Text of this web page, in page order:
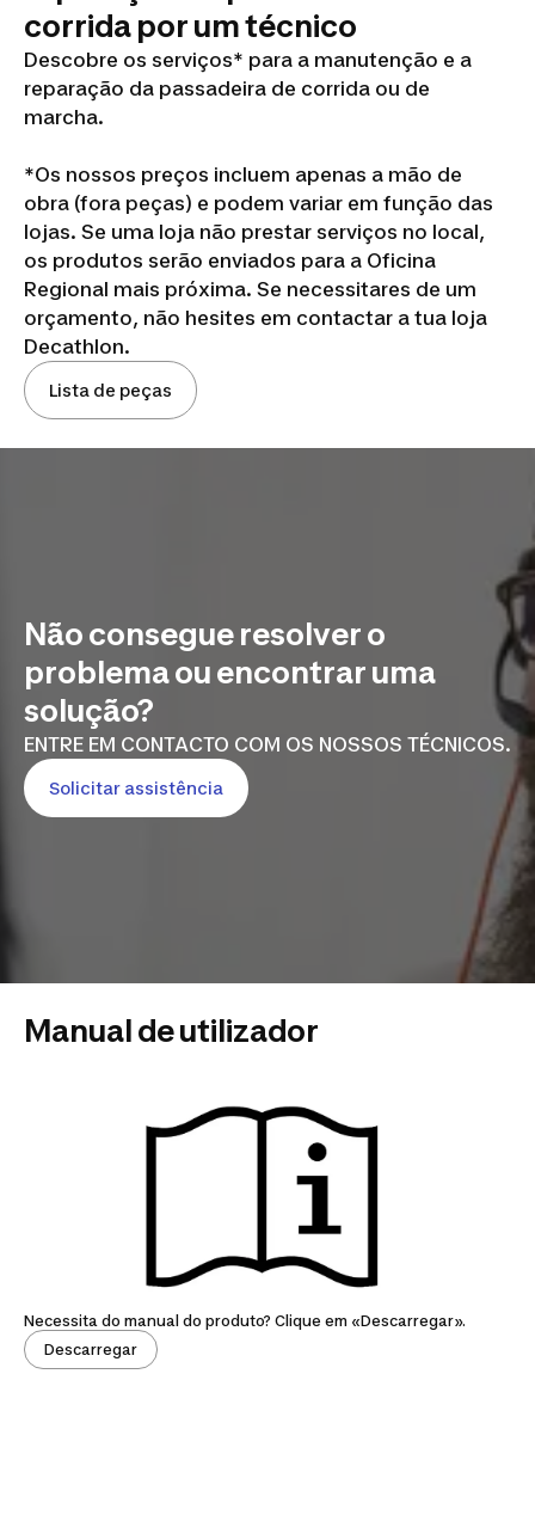
corrida por um técnico
Descobre os serviços* para a manutenção e a
reparação da passadeira de corrida ou de
marcha.
*Os nossos preços incluem apenas a mão de
obra (fora peças) e podem variar em função das
lojas. Se uma loja não prestar serviços no local,
os produtos serão enviados para a Oficina
Regional mais próxima. Se necessitares de um
orçamento, não hesites em contactar a tua loja
Decathlon.
Lista de peças
Não consegue resolver o
problema ou encontrar uma
solução?
ENTRE EM CONTACTO COM OS NOSSOS TÉCNICOS.
Solicitar assistência
Manual de utilizador
Necessita do manual do produto? Clique em «Descarregar».
Descarregar